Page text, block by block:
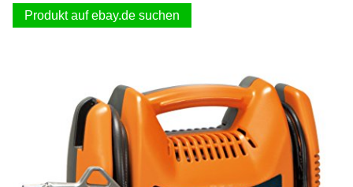
Produkt auf ebay.de suchen